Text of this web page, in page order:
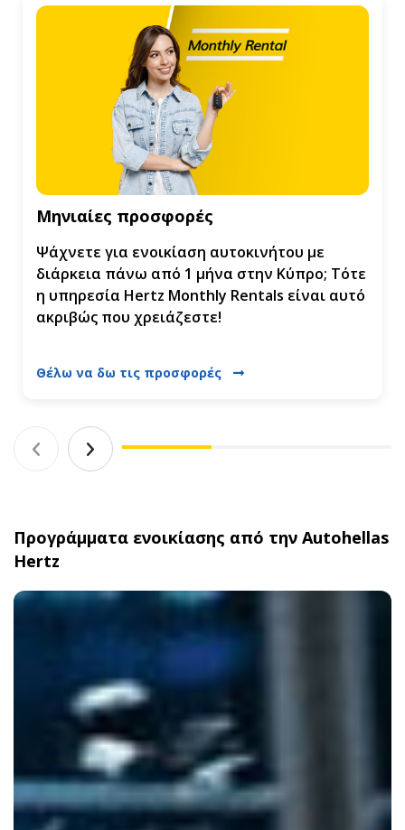
Μηνιαίες προσφορές
Ψάχνετε για ενοικίαση αυτοκινήτου με
διάρκεια πάνω από 1 μήνα στην Κύπρο; Τότε
η υπηρεσία Hertz Monthly Rentals είναι αυτό
ακριβώς που χρειάζεστε!
Θέλω να δω τις προσφορές
Προγράμματα ενοικίασης από την Autohellas
Hertz